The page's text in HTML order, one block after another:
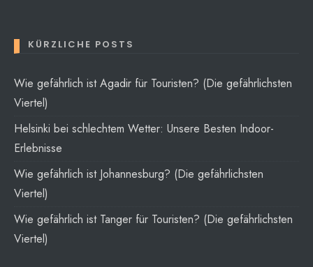
KÜRZLICHE POSTS
Wie gefährlich ist Agadir für Touristen? (Die gefährlichsten
Viertel)
Helsinki bei schlechtem Wetter: Unsere Besten Indoor-
Erlebnisse
Wie gefährlich ist Johannesburg? (Die gefährlichsten
Viertel)
Wie gefährlich ist Tanger für Touristen? (Die gefährlichsten
Viertel)